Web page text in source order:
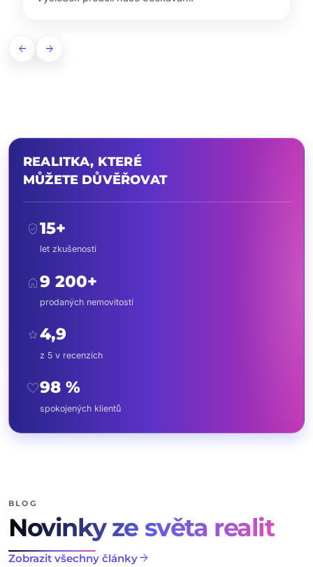
arrow_back arrow_forward
REALITKA, KTERÉ
MŮŽETE DŮVĚŘOVAT
verified_user15+
let zkušeností
home9 200+
prodaných nemovitostí
star4,9
z 5 v recenzích
favorite98 %
spokojených klientů
BLOG
Novinky ze světa realit
Zobrazit všechny článkyarrow_forward